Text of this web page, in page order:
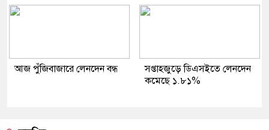
আজ পুঁজিবাজারে লেনদেন বন্ধ
সপ্তাহজুড়ে ডিএসইতে লেনদেন
কমেছে ১.৮১%